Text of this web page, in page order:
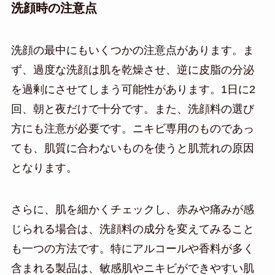
洗顔時の注意点
洗顔の最中にもいくつかの注意点があります。ま
ず、過度な洗顔は肌を乾燥させ、逆に皮脂の分泌
を過剰にさせてしまう可能性があります。1日に2
回、朝と夜だけで十分です。また、洗顔料の選び
方にも注意が必要です。ニキビ専用のものであっ
ても、肌質に合わないものを使うと肌荒れの原因
となります。
さらに、肌を細かくチェックし、赤みや痛みが感
じられる場合は、洗顔料の成分を変えてみること
も一つの方法です。特にアルコールや香料が多く
含まれる製品は、敏感肌やニキビができやすい肌